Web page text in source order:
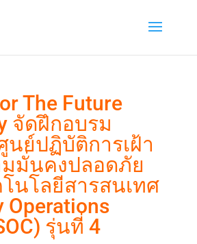
The Future
จัดฝึกอบรม
นย์ปฏิบัติการเฝ้า
มมั่นคงปลอดภัย
นโลยีสารสนเทศ
Operations
รุ่นที่ 4